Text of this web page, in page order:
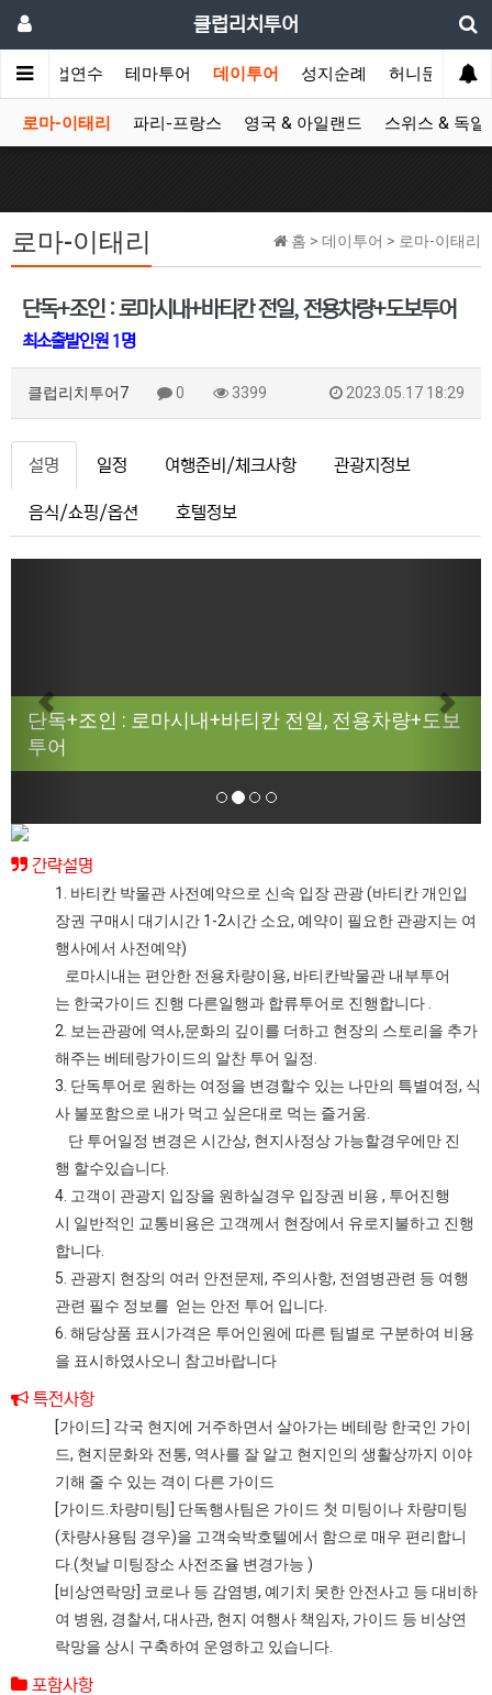
클럽리치투어
무/기업연수 테마투어 데이투어 성지순례 허니문 시
로마-이태리 파리-프랑스 영국 & 아일랜드 스위스 & 독일
홈 > 데이투어 > 로마-이태리
로마-이태리
단독+조인 : 로마시내+바티칸 전일, 전용차량+도보투어
최소출발인원 1명
클럽리치투어7 0 3399 2023.05.17 18:29
설명 일정 여행준비/체크사항 관광지정보
음식/쇼핑/옵션 호텔정보
단독+조인 : 로마시내+바티칸 전일, 전용차량+도보
투어
간략설명
1. 바티칸 박물관 사전예약으로 신속 입장 관광 (바티칸 개인입
장권 구매시 대기시간 1-2시간 소요, 예약이 필요한 관광지는 여
행사에서 사전예약)
로마시내는 편안한 전용차량이용, 바티칸박물관 내부투어
는 한국가이드 진행 다른일행과 합류투어로 진행합니다 .
2. 보는관광에 역사,문화의 깊이를 더하고 현장의 스토리을 추가
해주는 베테랑가이드의 알찬 투어 일정.
3. 단독투어로 원하는 여정을 변경할수 있는 나만의 특별여정, 식
사 불포함으로 내가 먹고 싶은대로 먹는 즐거움.
단 투어일정 변경은 시간상, 현지사정상 가능할경우에만 진
행 할수있습니다.
4. 고객이 관광지 입장을 원하실경우 입장권 비용 , 투어진행
시 일반적인 교통비용은 고객께서 현장에서 유로지불하고 진행
합니다.
5. 관광지 현장의 여러 안전문제, 주의사항, 전염병관련 등 여행
관련 필수 정보를 얻는 안전 투어 입니다.
6. 해당상품 표시가격은 투어인원에 따른 팀별로 구분하여 비용
을 표시하였사오니 참고바랍니다
특전사항
[가이드] 각국 현지에 거주하면서 살아가는 베테랑 한국인 가이
드, 현지문화와 전통, 역사를 잘 알고 현지인의 생활상까지 이야
기해 줄 수 있는 격이 다른 가이드
[가이드.차량미팅] 단독행사팀은 가이드 첫 미팅이나 차량미팅
(차량사용팀 경우)을 고객숙박호텔에서 함으로 매우 편리합니
다.(첫날 미팅장소 사전조율 변경가능 )
[비상연락망] 코로나 등 감염병, 예기치 못한 안전사고 등 대비하
여 병원, 경찰서, 대사관, 현지 여행사 책임자, 가이드 등 비상연
락망을 상시 구축하여 운영하고 있습니다.
포함사항